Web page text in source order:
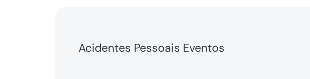
Acidentes Pessoais Eventos